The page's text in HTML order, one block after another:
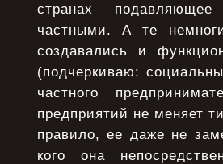
странах
частными. А те
создавались и
(подчеркиваю:
частного
предприятий не меняет
правило, ее даже не
кого она